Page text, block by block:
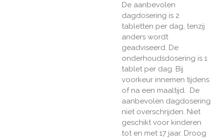
De aanbevolen
dagdosering is 2
tabletten per dag, tenzij
anders wordt
geadviseerd. De
onderhoudsdosering is 1
tablet per dag. Bij
voorkeur innemen tijdens
of na een maaltijd. De
aanbevolen dagdosering
niet overschrijden. Niet
geschikt voor kinderen
tot en met 17 jaar. Droog